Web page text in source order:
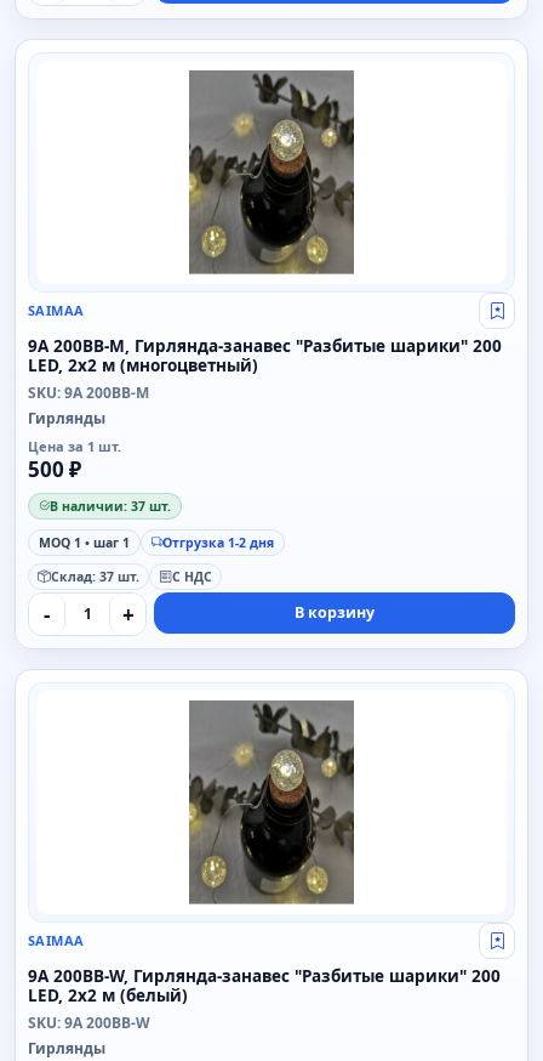
SAIMAA
SAIMAA Свой
9A 200BB-M, Гирлянда-занавес "Разбитые шарики" 200
LED, 2x2 м (многоцветный)
SKU: 9A 200BB-M
Гирлянды
Цена за 1 шт.
500 ₽
В наличии: 37 шт.
MOQ 1 • шаг 1
Отгрузка 1-2 дня
Склад: 37 шт.
С НДС
- + В корзину
SAIMAA
SAIMAA Свой
9A 200BB-W, Гирлянда-занавес "Разбитые шарики" 200
LED, 2x2 м (белый)
SKU: 9A 200BB-W
Гирлянды